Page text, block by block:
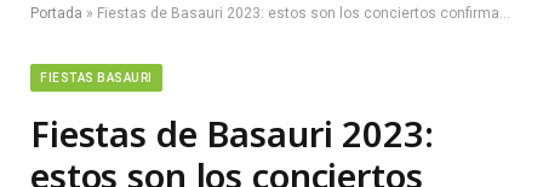
Portada » Fiestas de Basauri 2023: estos son los conciertos confirmados
FIESTAS BASAURI
Fiestas de Basauri 2023:
estos son los conciertos